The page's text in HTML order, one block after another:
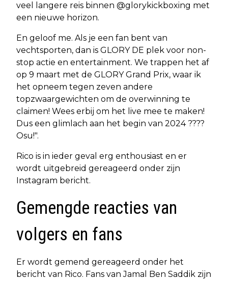
veel langere reis binnen @glorykickboxing met
een nieuwe horizon.
En geloof me. Als je een fan bent van
vechtsporten, dan is GLORY DE plek voor non-
stop actie en entertainment. We trappen het af
op 9 maart met de GLORY Grand Prix, waar ik
het opneem tegen zeven andere
topzwaargewichten om de overwinning te
claimen! Wees erbij om het live mee te maken!
Dus een glimlach aan het begin van 2024 ????
Osu!".
Rico is in ieder geval erg enthousiast en er
wordt uitgebreid gereageerd onder zijn
Instagram bericht.
Gemengde reacties van
volgers en fans
Er wordt gemend gereageerd onder het
bericht van Rico. Fans van Jamal Ben Saddik zijn